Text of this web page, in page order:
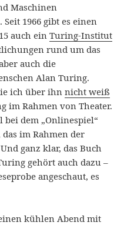
Maschinen
1966 gibt es einen
auch einTuring-Institut
rund um das
auch die
Alan Turing.
ich über ihnnicht weiß
im Rahmen von Theater.
bei dem „Onlinespiel“
das im Rahmen der
ganz klar, das Buch
gehört auch dazu –
angeschaut, es
kühlen Abend mit